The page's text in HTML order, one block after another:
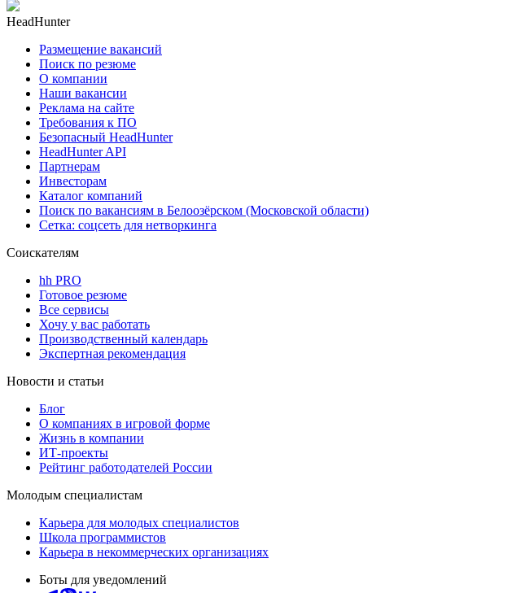
HeadHunter
Размещение вакансий
Поиск по резюме
О компании
Наши вакансии
Реклама на сайте
Требования к ПО
Безопасный HeadHunter
HeadHunter API
Партнерам
Инвесторам
Каталог компаний
Поиск по вакансиям в Белоозёрском (Московской области)
Сетка: соцсеть для нетворкинга
Соискателям
hh PRO
Готовое резюме
Все сервисы
Хочу у вас работать
Производственный календарь
Экспертная рекомендация
Новости и статьи
Блог
О компаниях в игровой форме
Жизнь в компании
ИТ-проекты
Рейтинг работодателей России
Молодым специалистам
Карьера для молодых специалистов
Школа программистов
Карьера в некоммерческих организациях
Боты для уведомлений